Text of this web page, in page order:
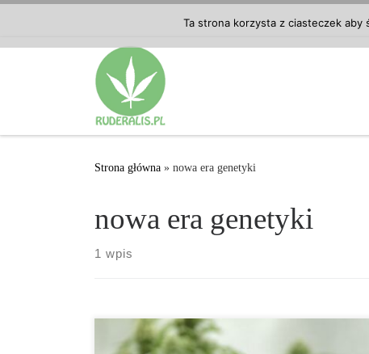
Strona główna » nowa era genetyki
nowa era genetyki
1 wpis
Ta strona korzysta z ciasteczek aby